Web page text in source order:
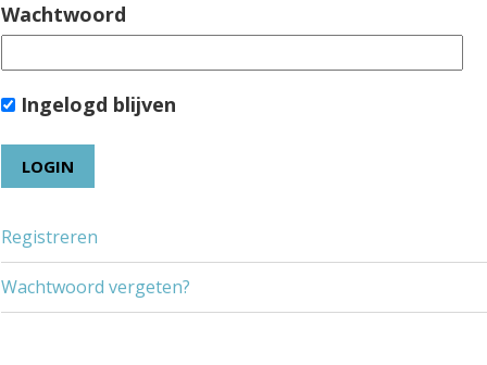
Wachtwoord
Ingelogd blijven
Registreren
Wachtwoord vergeten?